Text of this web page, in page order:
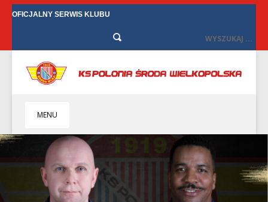
OFICJALNY SERWIS KLUBU
MENU
HOME
KLUB
BIZNES